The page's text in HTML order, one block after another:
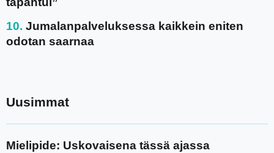
Jumalanpalveluksessa kaikkein eniten
odotan saarnaa
Uusimmat
Mielipide: Uskovaisena tässä ajassa